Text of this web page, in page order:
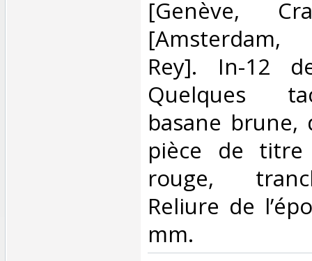
[Genève,
Rey]. In-12
Quelques
basane brune,
pièce de
rouge,
Reliure de
mm.‎